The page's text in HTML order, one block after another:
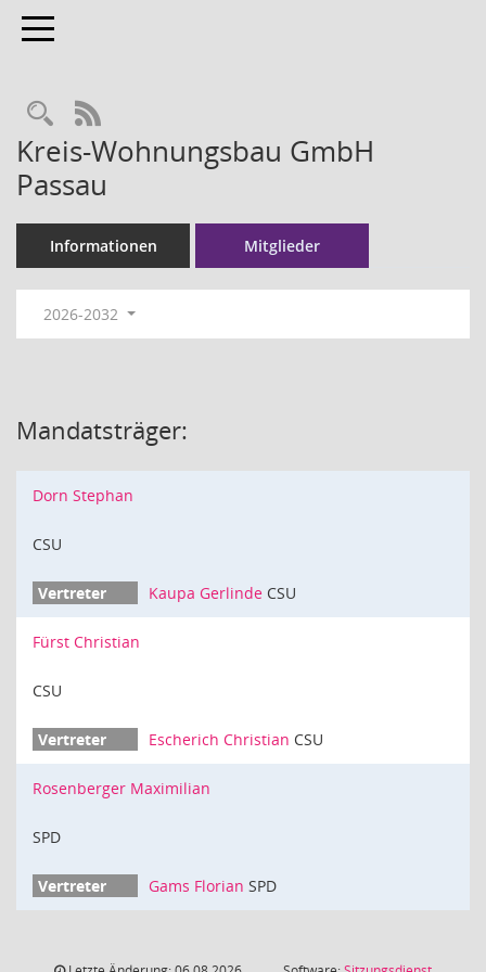
Toggle navigation
RSS-Feed
Kreis-Wohnungsbau GmbH
Passau
Informationen Mitglieder
2026-2032
Mandatsträger:
Dorn Stephan
CSU
Kaupa Gerlinde CSU
Fürst Christian
CSU
Escherich Christian CSU
Rosenberger Maximilian
SPD
Gams Florian SPD